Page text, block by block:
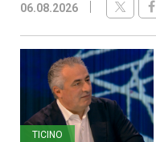
06.08.2026
TICINO